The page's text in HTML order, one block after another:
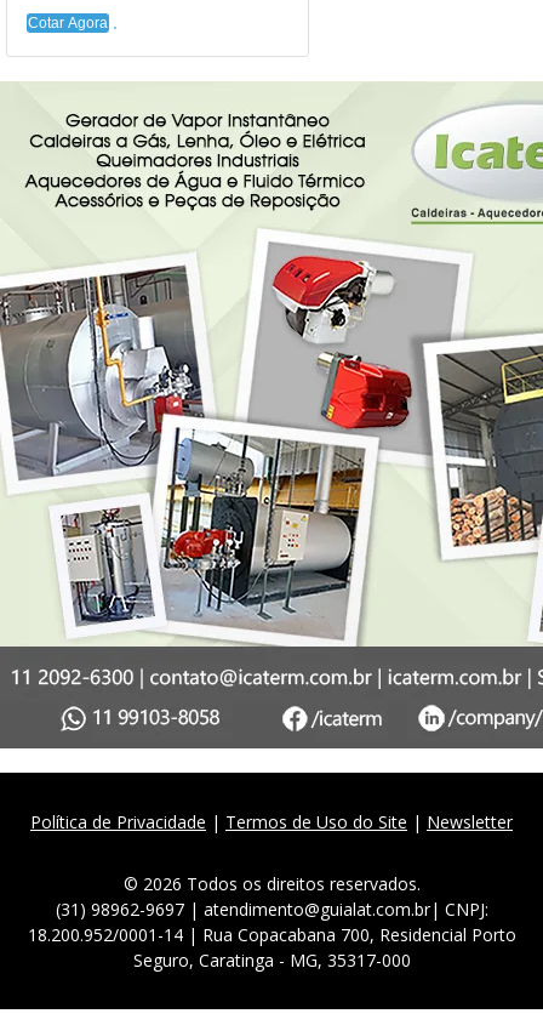
Cotar Agora
Política de Privacidade | Termos de Uso do Site | Newsletter
© 2026 Todos os direitos reservados.
(31) 98962-9697 | atendimento@guialat.com.br| CNPJ:
18.200.952/0001-14 | Rua Copacabana 700, Residencial Porto
Seguro, Caratinga - MG, 35317-000